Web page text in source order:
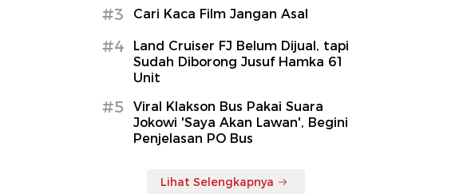
#3 Cari Kaca Film Jangan Asal
#4
Land Cruiser FJ Belum Dijual, tapi
Sudah Diborong Jusuf Hamka 61
Unit
#5
Viral Klakson Bus Pakai Suara
Jokowi 'Saya Akan Lawan', Begini
Penjelasan PO Bus
Lihat Selengkapnya